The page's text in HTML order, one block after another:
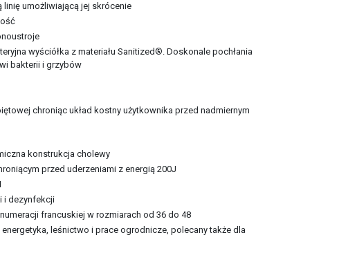
umożliwiającą jej skrócenie
wyściółka z materiału Sanitized®. Doskonale pochłania
bakterii i grzybów
chroniąc układ kostny użytkownika przed nadmiernym
konstrukcja cholewy
przed uderzeniami z energią 200J
i dezynfekcji
francuskiej w rozmiarach od 36 do 48
leśnictwo i prace ogrodnicze, polecany także dla